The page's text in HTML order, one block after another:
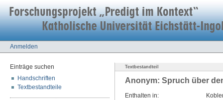
Anmelden
Einträge suchen
Handschriften
Textbestandteile
Textbestandteil
Anonym: Spruch über
Enthalten in: